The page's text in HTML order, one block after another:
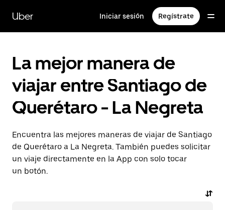
contenido
principal
Uber Iniciar sesión Regístrate
La mejor manera de
viajar entre Santiago de
Querétaro - La Negreta
Encuentra las mejores maneras de viajar de Santiago
de Querétaro a La Negreta. También puedes solicitar
un viaje directamente en la App con solo tocar
un botón.